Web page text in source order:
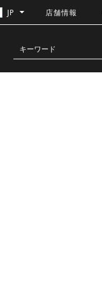
JP 店舗情報